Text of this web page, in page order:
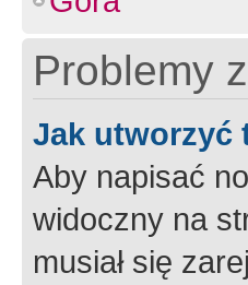
Problemy
Jak utworzyć
Aby napisać
widoczny na
musiał się